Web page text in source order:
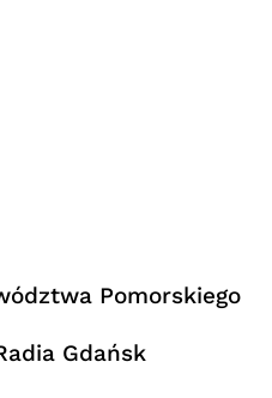
Pomorskiego
Gdańsk